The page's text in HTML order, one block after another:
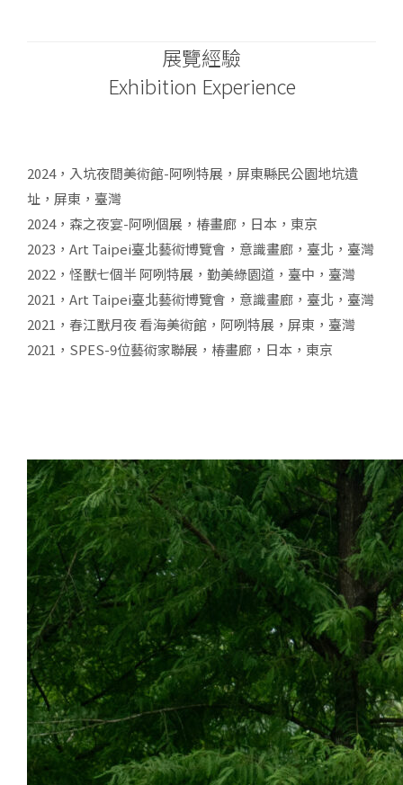
展覽經驗
Exhibition Experience
2024，入坑夜間美術館-阿咧特展，屏東縣民公園地坑遺
址，屏東，臺灣
2024，森之夜宴-阿咧個展，椿畫廊，日本，東京
2023，Art Taipei臺北藝術博覽會，意識畫廊，臺北，臺灣
2022，怪獸七個半 阿咧特展，勤美綠園道，臺中，臺灣
2021，Art Taipei臺北藝術博覽會，意識畫廊，臺北，臺灣
2021，春江獸月夜 看海美術館，阿咧特展，屏東，臺灣
2021，SPES-9位藝術家聯展，椿畫廊，日本，東京